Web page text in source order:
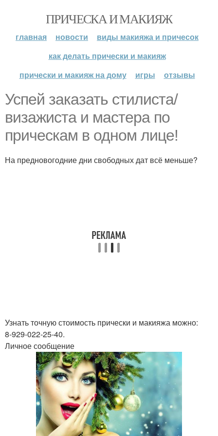
ПРИЧЕСКА И МАКИЯЖ
главная новости
виды макияжа и причесок
как делать прически и макияж
прически и макияж на дому
игры отзывы
Успей заказать стилиста/
визажиста и мастера по
прическам в одном лице!
На предновогодние дни свободных дат всё меньше?
Узнать точную стоимость прически и макияжа можно:
8-929-022-25-40.
Личное сообщение